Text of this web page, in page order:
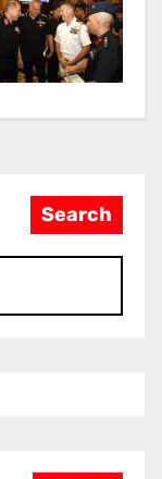
Search